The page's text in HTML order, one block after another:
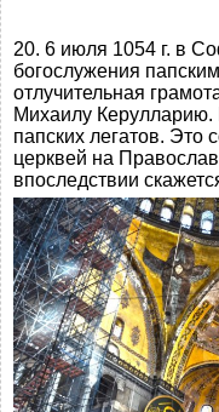
20. 6 июля 1054 г. в
богослужения
отлучительная
Михаилу Керулларию.
папских легатов. Это
церквей на
впоследствии